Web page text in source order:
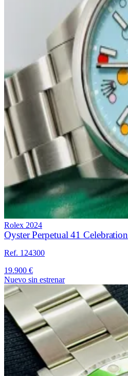
Rolex 2024
Oyster Perpetual 41 Celebration
Ref. 124300
19.900 €
Nuevo sin estrenar